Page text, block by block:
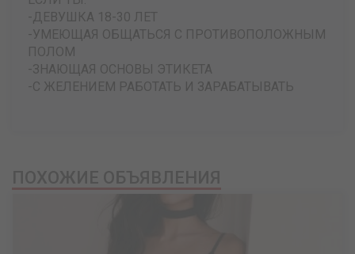
-ДЕВУШКА 18-30 ЛЕТ
-УМЕЮЩАЯ ОБЩАТЬСЯ С ПРОТИВОПОЛОЖНЫМ
ПОЛОМ
-ЗНАЮЩАЯ ОСНОВЫ ЭТИКЕТА
-С ЖЕЛЕНИЕМ РАБОТАТЬ И ЗАРАБАТЫВАТЬ